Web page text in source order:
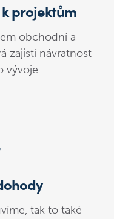
projektům
obchodní a
zajistí návratnost
vývoje.
tak to také